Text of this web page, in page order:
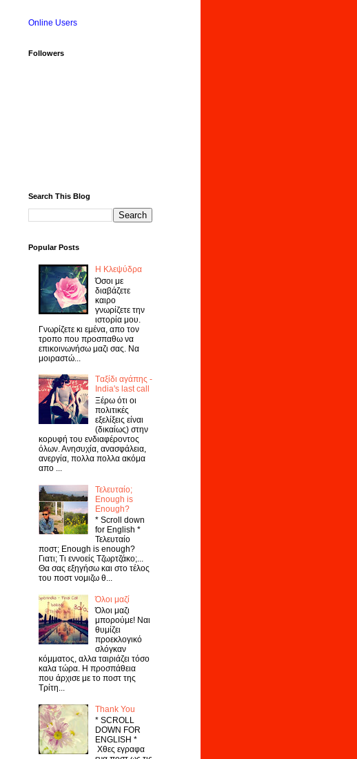
Online Users
Followers
Search This Blog
Popular Posts
Η Κλεψύδρα
Όσοι με
διαβάζετε
καιρο
γνωρίζετε την
ιστορία μου.
Γνωρίζετε κι εμένα, απο τον
τροπο που προσπαθω να
επικοινωνήσω μαζι σας. Να
μοιραστώ...
Tαξίδι αγάπης -
India's last call
Ξέρω ότι οι
πολιτικές
εξελίξεις είναι
(δικαίως) στην
κορυφή του ενδιαφέροντος
όλων. Ανησυχία, ανασφάλεια,
ανεργία, πολλα πολλα ακόμα
απο ...
Τελευταίο;
Enough is
Enough?
* Scroll down
for English *
Τελευταίο
ποστ; Enough is enough?
Γιατι; Τι εννοείς Τζωρτζάκο;...
Θα σας εξηγήσω και στο τέλος
του ποστ νομιζω θ...
Όλοι μαζί
Όλοι μαζι
μπορούμε! Ναι
θυμίζει
προεκλογικό
σλόγκαν
κόμματος, αλλα ταιριάζει τόσο
καλα τώρα. Η προσπάθεια
που άρχισε με το ποστ της
Τρίτη...
Thank You
* SCROLL
DOWN FOR
ENGLISH *
Χθες εγραφα